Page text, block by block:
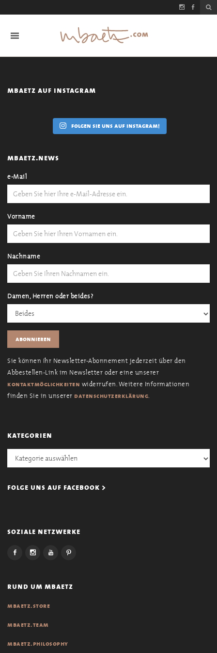
mbaetz auf instagram
folgen sie uns auf instagram!
mbaetz.news
e-Mail
Vorname
Nachname
Damen, Herren oder beides?
Sie können Ihr Newsletter-Abonnement jederzeit über den
Abbestellen-Link im Newsletter oder eine unserer
kontaktmöglichkeiten widerrufen. Weitere Informationen
finden Sie in unserer datenschutzerklärung.
kategorien
Kategorien
folge uns auf facebook >
soziale netzwerke
rund um mbaetz
mbaetz.store
mbaetz.team
mbaetz.philosophy